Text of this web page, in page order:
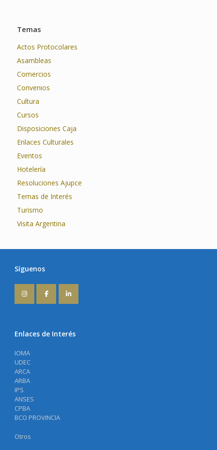
Temas
Actos Protocolares
Asambleas
Comercios
Convenios
Cultura
Cursos
Disposiciones Caja
Enlaces Culturales
Eventos
Hotelería
Resoluciones Ajupce
Temas de Interés
Turismo
Visita Argentina
Síguenos
Enlaces de Interés
IOMA
UDEC
ARCA
ARBA
IPS
ANSES
CPBA
BCO PROVINCIA
Otros